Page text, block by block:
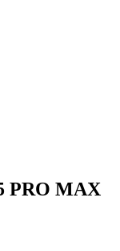
PRO MAX